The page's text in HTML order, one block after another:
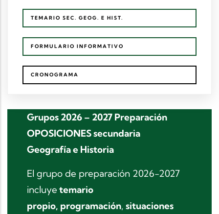
TEMARIO SEC. GEOG. E HIST.
FORMULARIO INFORMATIVO
CRONOGRAMA
Grupos 2026 – 2027 Preparación
OPOSICIONES secundaria
Geografía e Historia
El grupo de preparación 2026-2027
incluye temario
propio, programación, situaciones